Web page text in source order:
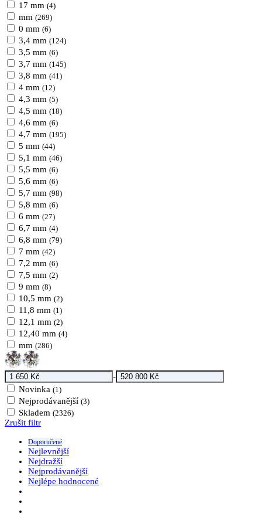
17 mm (4)
mm (269)
0 mm (6)
3,4 mm (124)
3,5 mm (6)
3,7 mm (145)
3,8 mm (41)
4 mm (12)
4,3 mm (5)
4,5 mm (18)
4,6 mm (6)
4,7 mm (195)
5 mm (44)
5,1 mm (46)
5,5 mm (6)
5,6 mm (6)
5,7 mm (98)
5,8 mm (6)
6 mm (27)
6,7 mm (4)
6,8 mm (79)
7 mm (42)
7,2 mm (6)
7,5 mm (2)
9 mm (8)
10,5 mm (2)
11,8 mm (1)
12,1 mm (2)
12,40 mm (4)
mm (286)
-
Novinka (1)
Nejprodávanější (3)
Skladem (2326)
Zrušit filtr
Doporučené
Nejlevnější
Nejdražší
Nejprodávanější
Nejlépe hodnocené